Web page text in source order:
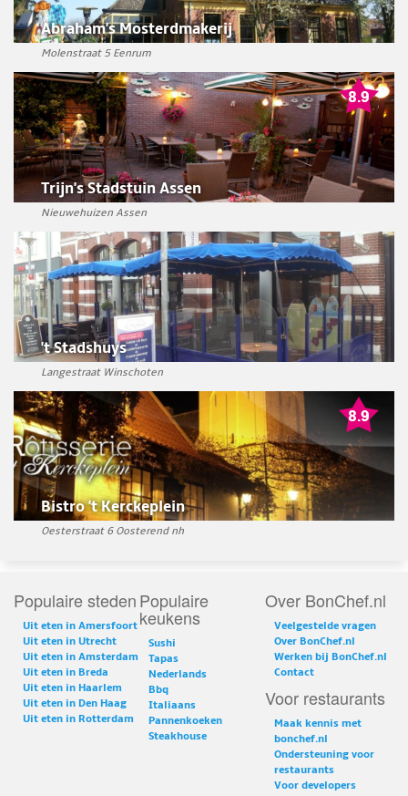
Abraham's Mosterdmakerij
Molenstraat 5 Eenrum
Trijn's Stadstuin Assen
Nieuwehuizen Assen
't Stadshuys
Langestraat Winschoten
Bistro 't Kerckeplein
Oesterstraat 6 Oosterend nh
Populaire steden
Uit eten in Amersfoort
Uit eten in Utrecht
Uit eten in Amsterdam
Uit eten in Breda
Uit eten in Haarlem
Uit eten in Den Haag
Uit eten in Rotterdam
Populaire
keukens
Sushi
Tapas
Nederlands
Bbq
Italiaans
Pannenkoeken
Steakhouse
Over BonChef.nl
Veelgestelde vragen
Over BonChef.nl
Werken bij BonChef.nl
Contact
Voor restaurants
Maak kennis met
bonchef.nl
Ondersteuning voor
restaurants
Voor developers